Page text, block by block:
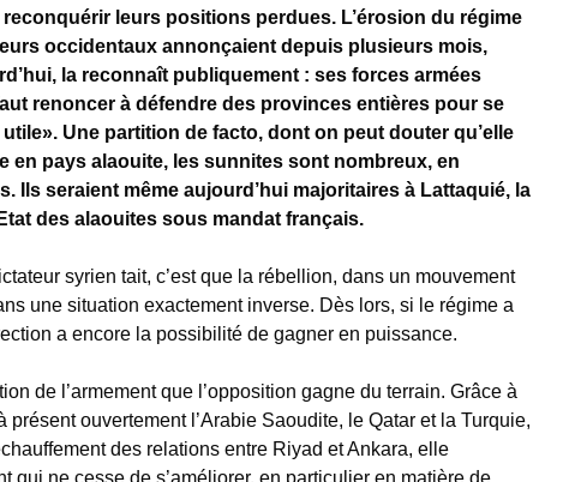
leurs positions perdues. L’érosion du régime
occidentaux annonçaient depuis plusieurs mois,
la reconnaît publiquement : ses forces armées
renoncer à défendre des provinces entières pour se
Une partition de facto, dont on peut douter qu’elle
en pays alaouite, les sunnites sont nombreux, en
Ils seraient même aujourd’hui majoritaires à Lattaquié, la
des alaouites sous mandat français.
syrien tait, c’est que la rébellion, dans un mouvement
une situation exactement inverse. Dès lors, si le régime a
a encore la possibilité de gagner en puissance.
de l’armement que l’opposition gagne du terrain. Grâce à
présent ouvertement l’Arabie Saoudite, le Qatar et la Turquie,
des relations entre Riyad et Ankara, elle
qui ne cesse de s’améliorer, en particulier en matière de